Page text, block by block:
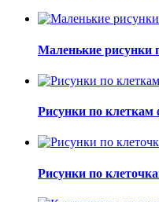
Маленькие рисунки
Рисунки по клеткам
Рисунки по